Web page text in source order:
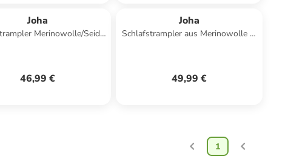
Joha
Merinowolle/Seide
46,99 €
Joha
Schlafstrampler aus Merinowolle in
49,99 €
1